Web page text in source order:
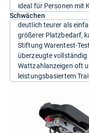
ideal für Personen mit
Schwächen
deutlich teurer als
größerer Platzbedarf,
Stiftung Warentest-
überzeugte vollständig
Wattzahlanzeigen oft
leistungsbasiertem